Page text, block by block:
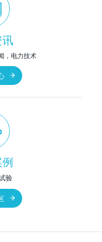
，电力技术
验